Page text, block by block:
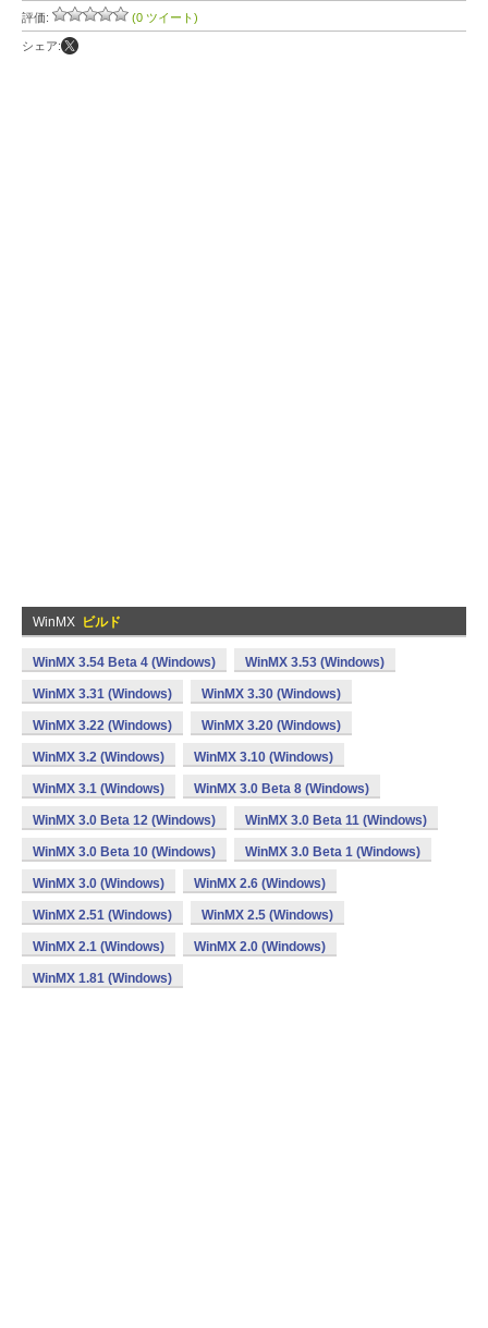
評価: (0 ツイート)
シェア:
WinMX ビルド
WinMX 3.54 Beta 4 (Windows) WinMX 3.53 (Windows)
WinMX 3.31 (Windows) WinMX 3.30 (Windows)
WinMX 3.22 (Windows) WinMX 3.20 (Windows)
WinMX 3.2 (Windows) WinMX 3.10 (Windows)
WinMX 3.1 (Windows) WinMX 3.0 Beta 8 (Windows)
WinMX 3.0 Beta 12 (Windows) WinMX 3.0 Beta 11 (Windows)
WinMX 3.0 Beta 10 (Windows) WinMX 3.0 Beta 1 (Windows)
WinMX 3.0 (Windows) WinMX 2.6 (Windows)
WinMX 2.51 (Windows) WinMX 2.5 (Windows)
WinMX 2.1 (Windows) WinMX 2.0 (Windows)
WinMX 1.81 (Windows)